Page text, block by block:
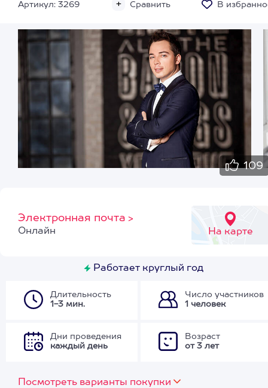
Артикул: 3269 Сравнить В
109
Электронная почта >
На карте
Онлайн
Работает круглый год
Длительность
1-3 мин.
Число участников
1 человек
Дни проведения
каждый день
Возраст
от 3 лет
Посмотреть варианты покупки